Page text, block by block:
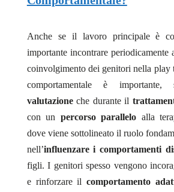
Anche se il lavoro principale è
importante incontrare periodicamente
coinvolgimento dei genitori nella play
comportamentale è
valutazioneche durante il
con un percorso parallelo alla
dove viene sottolineato il ruolo
nell’influenzare i comportamenti
figli. I genitori spesso vengono
e rinforzare il comportamento